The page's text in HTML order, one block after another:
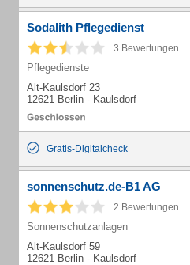
Sodalith Pflegedienst
3 Bewertungen
Pflegedienste
Alt-Kaulsdorf 23
12621 Berlin - Kaulsdorf
Gratis-Digitalcheck
sonnenschutz.de-B1 AG
2 Bewertungen
Sonnenschutzanlagen
Alt-Kaulsdorf 59
12621 Berlin - Kaulsdorf